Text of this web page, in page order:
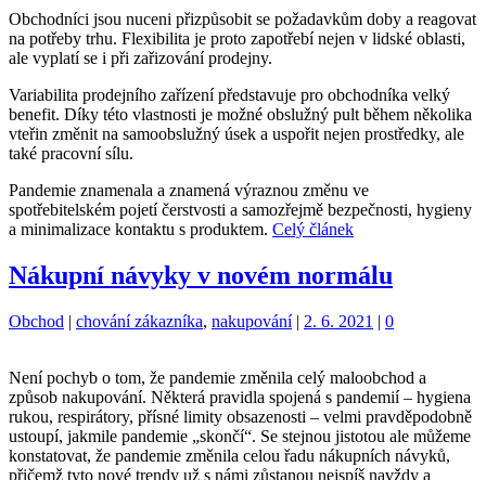
Obchodníci jsou nuceni přizpůsobit se požadavkům doby a reagovat
na potřeby trhu. Flexibilita je proto zapotřebí nejen v lidské oblasti,
ale vyplatí se i při zařizování prodejny.
Variabilita prodejního zařízení představuje pro obchodníka velký
benefit. Díky této vlastnosti je možné obslužný pult během několika
vteřin změnit na samoobslužný úsek a uspořit nejen prostředky, ale
také pracovní sílu.
Pandemie znamenala a znamená výraznou změnu ve
spotřebitelském pojetí čerstvosti a samozřejmě bezpečnosti, hygieny
a minimalizace kontaktu s produktem. Celý článek
Nákupní návyky v novém normálu
Kategorie:
Obchod | Štítky:
chování zákazníka, nakupování | 2. 6. 2021 | 0
Není pochyb o tom, že pandemie změnila celý maloobchod a
způsob nakupování. Některá pravidla spojená s pandemií – hygiena
rukou, respirátory, přísné limity obsazenosti – velmi pravděpodobně
ustoupí, jakmile pandemie „skončí“. Se stejnou jistotou ale můžeme
konstatovat, že pandemie změnila celou řadu nákupních návyků,
přičemž tyto nové trendy už s námi zůstanou nejspíš navždy a